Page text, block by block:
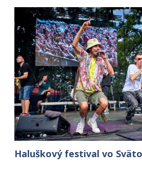
Haluškový festival vo